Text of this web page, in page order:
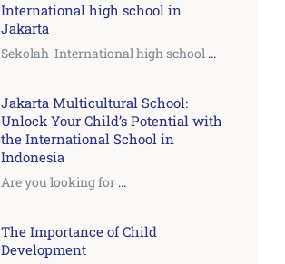
International high school in
Jakarta
Sekolah International high school ...
Jakarta Multicultural School:
Unlock Your Child’s Potential with
the International School in
Indonesia
Are you looking for ...
The Importance of Child
Development